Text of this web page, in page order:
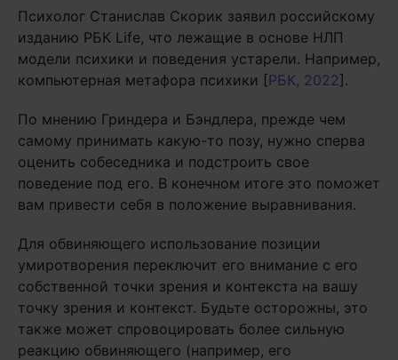
Психолог Станислав Скорик заявил российскому
изданию РБК Life, что лежащие в основе НЛП
модели психики и поведения устарели. Например,
компьютерная метафора психики [РБК, 2022].
По мнению Гриндера и Бэндлера, прежде чем
самому принимать какую-то позу, нужно сперва
оценить собеседника и подстроить свое
поведение под его. В конечном итоге это поможет
вам привести себя в положение выравнивания.
Для обвиняющего использование позиции
умиротворения переключит его внимание с его
собственной точки зрения и контекста на вашу
точку зрения и контекст. Будьте осторожны, это
также может спровоцировать более сильную
реакцию обвиняющего (например, его